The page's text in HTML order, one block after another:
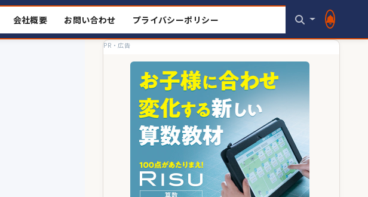
会社概要 お問い合わせ プライバシーポリシー
PR・広告